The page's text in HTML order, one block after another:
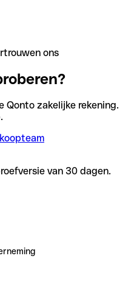
ons
Qonto zakelijke rekening.
van 30 dagen.